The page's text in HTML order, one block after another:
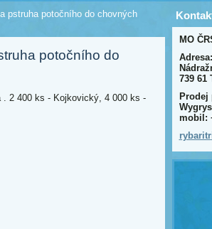
pstruha potočního do chovných
potočního do
2 400 ks - Kojkovický, 4 000 ks -
MO
Adresa:
739 61
Prodej
Wygrys
mobil:
rybaritr